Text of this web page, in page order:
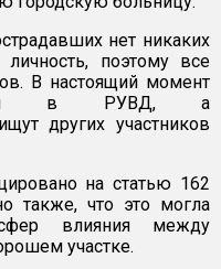
нет никаких
поэтому все
В настоящий момент
в РУВД, а
других участников
на статью 162
также, что это могла
влияния между
участке.